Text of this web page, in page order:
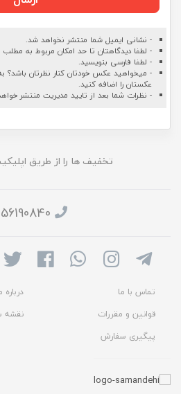
- نشانی ایمیل شما منتشر نخواهد شد.
- لطفا دیدگاهتان تا حد امکان مربوط به مطلب
- لطفا فارسی بنویسید.
- میخواهید عکس خودتان کنار نظرتان باشد؟
عکستان را اضافه کنید.
- نظرات شما بعد از تایید مدیریت منتشر
تخفیف ها را از طریق
تماس با ما
درباره
قوانین و مقررات
نقشه
پیگیری سفارش